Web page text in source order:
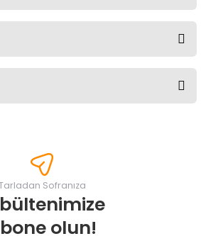
ederiz.
veya görüntülenemiyor.
bulunuyor.
Sofranıza
olun!